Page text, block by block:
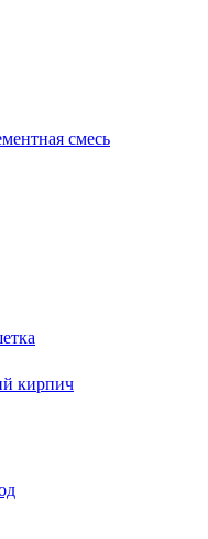
смесь
кирпич